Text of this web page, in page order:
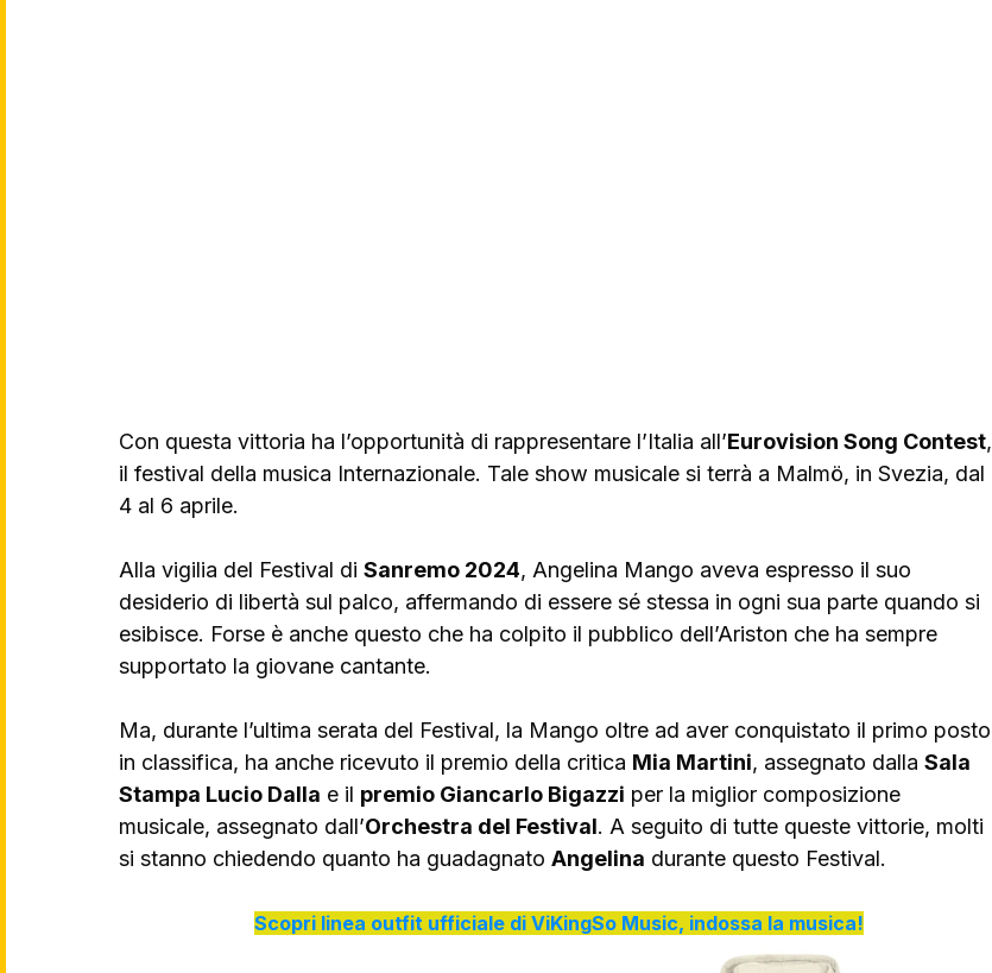
Con questa vittoria ha l’opportunità di rappresentare l’Italia all’Eurovision Song Contest,
il festival della musica Internazionale. Tale show musicale si terrà a Malmö, in Svezia, dal
4 al 6 aprile.
Alla vigilia del Festival di Sanremo 2024, Angelina Mango aveva espresso il suo
desiderio di libertà sul palco, affermando di essere sé stessa in ogni sua parte quando si
esibisce. Forse è anche questo che ha colpito il pubblico dell’Ariston che ha sempre
supportato la giovane cantante.
Ma, durante l’ultima serata del Festival, la Mango oltre ad aver conquistato il primo posto
in classifica, ha anche ricevuto il premio della critica Mia Martini, assegnato dalla Sala
Stampa Lucio Dalla e il premio Giancarlo Bigazzi per la miglior composizione
musicale, assegnato dall’Orchestra del Festival. A seguito di tutte queste vittorie, molti
si stanno chiedendo quanto ha guadagnato Angelina durante questo Festival.
Scopri linea outfit ufficiale di ViKingSo Music, indossa la musica!